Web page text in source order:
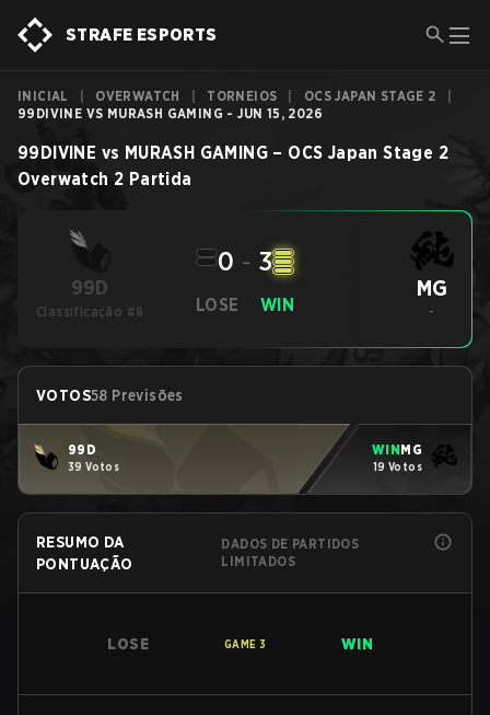
STRAFE ESPORTS
INICIAL OVERWATCH TORNEIOS OCS JAPAN STAGE 2
99DIVINE VS MURASH GAMING - JUN 15, 2026
99DIVINE vs MURASH GAMING – OCS Japan Stage 2
Overwatch 2 Partida
99D
Classificação #8 LOSE
0 - 3
WIN
MG
-
VOTOS58 Previsões
99D
39 Votos
WINMG
19 Votos
RESUMO DA
PONTUAÇÃO
DADOS DE PARTIDOS
LIMITADOS
LOSE GAME 3 WIN